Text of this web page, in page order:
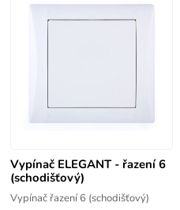
Vypínač ELEGANT - řazení 6
(schodišťový)
Vypínač řazení 6 (schodišťový)